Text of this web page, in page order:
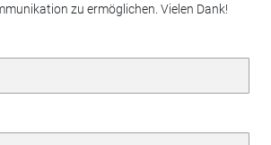
zu ermöglichen. Vielen Dank!